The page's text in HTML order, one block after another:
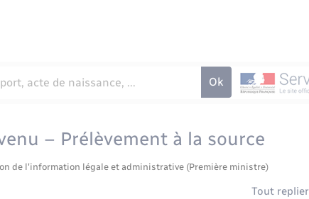
– Prélèvement à la source
de l'information légale et administrative (Première ministre)
Tout replier